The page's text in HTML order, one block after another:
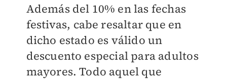
Además del 10% en las fechas
festivas, cabe resaltar que en
dicho estado es válido un
descuento especial para adultos
mayores. Todo aquel que